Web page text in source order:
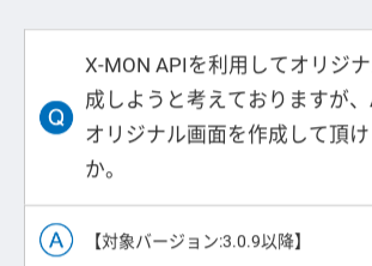
X-MON APIを利用してオリジ
成しようと考えておりますが
オリジナル画面を作成して頂
か。
【対象バージョン:3.0.9以降】